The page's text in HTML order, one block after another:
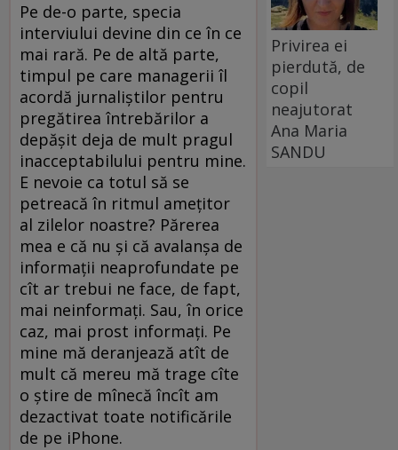
Pe de-o parte, specia
interviului devine din ce în ce
mai rară. Pe de altă parte,
timpul pe care managerii îl
acordă jurnaliștilor pentru
pregătirea întrebărilor a
depășit deja de mult pragul
inacceptabilului pentru mine.
E nevoie ca totul să se
petreacă în ritmul amețitor
al zilelor noastre? Părerea
mea e că nu și că avalanșa de
informații neaprofundate pe
cît ar trebui ne face, de fapt,
mai neinformați. Sau, în orice
caz, mai prost informați. Pe
mine mă deranjează atît de
mult că mereu mă trage cîte
o știre de mînecă încît am
dezactivat toate notificările
de pe iPhone.
Privirea ei
pierdută, de
copil
neajutorat
Ana Maria
SANDU